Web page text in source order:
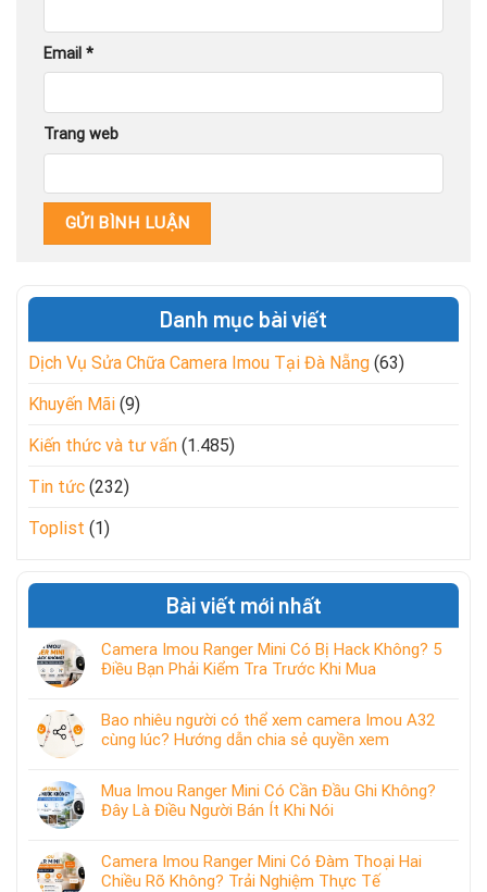
Email *
Trang web
Danh mục bài viết
Dịch Vụ Sửa Chữa Camera Imou Tại Đà Nẵng (63)
Khuyến Mãi (9)
Kiến thức và tư vấn (1.485)
Tin tức (232)
Toplist (1)
Bài viết mới nhất
Camera Imou Ranger Mini Có Bị Hack Không? 5
Điều Bạn Phải Kiểm Tra Trước Khi Mua
Bao nhiêu người có thể xem camera Imou A32
cùng lúc? Hướng dẫn chia sẻ quyền xem
Mua Imou Ranger Mini Có Cần Đầu Ghi Không?
Đây Là Điều Người Bán Ít Khi Nói
Camera Imou Ranger Mini Có Đàm Thoại Hai
Chiều Rõ Không? Trải Nghiệm Thực Tế